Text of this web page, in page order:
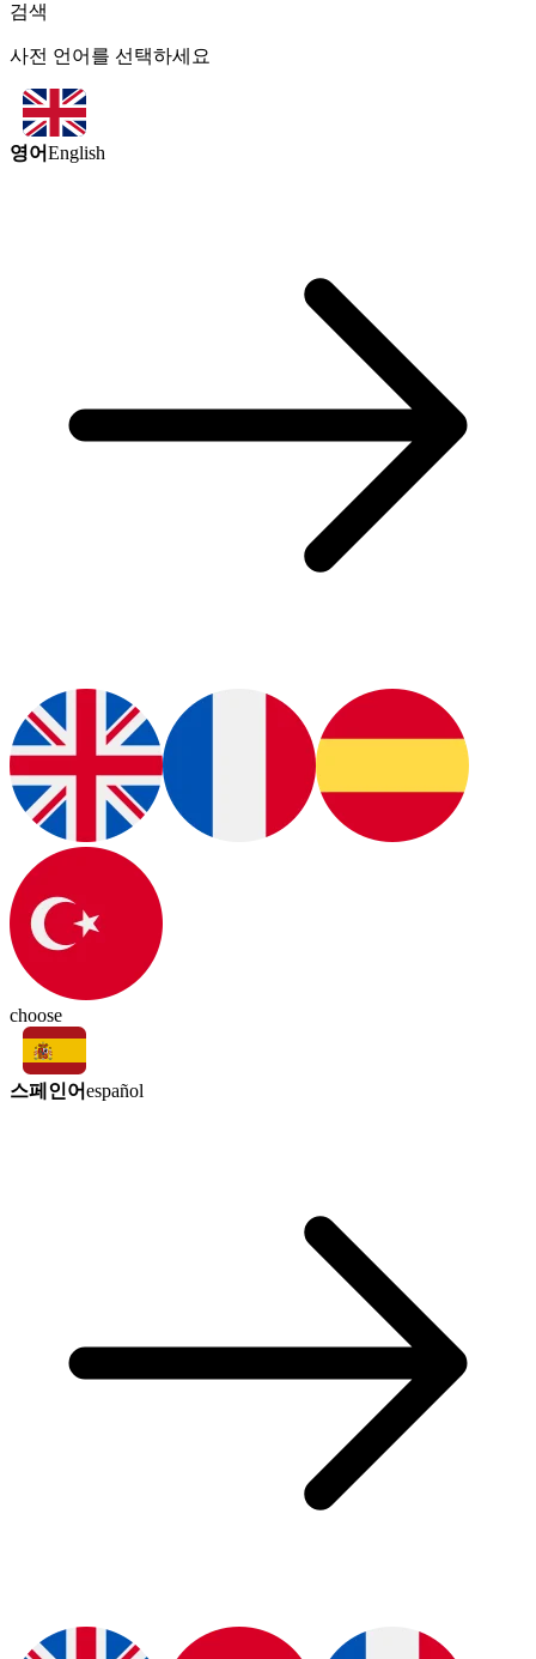
검색
사전 언어를 선택하세요
영어English
choose
스페인어español